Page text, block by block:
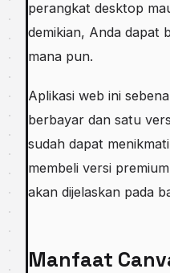
perangkat desktop
demikian, Anda dapat
mana pun.
Aplikasi web ini
berbayar dan satu
sudah dapat
membeli versi
akan dijelaskan pada
Manfaat